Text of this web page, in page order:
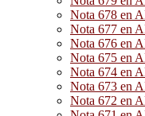
Nota 678 en
Nota 677 en
Nota 676 en
Nota 675 en
Nota 674 en
Nota 673 en
Nota 672 en